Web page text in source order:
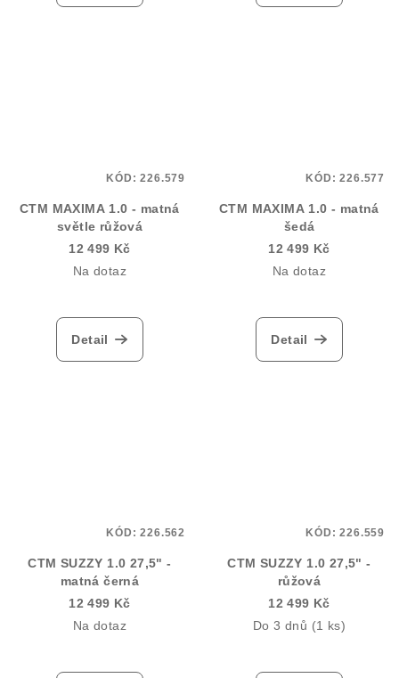
CTM MAXIMA 1.0 - matná
světle růžová
12 499 Kč
Na dotaz
Detail
KÓD:226.579
CTM MAXIMA 1.0 - matná
šedá
12 499 Kč
Na dotaz
Detail
KÓD:226.577
CTM SUZZY 1.0 27,5" -
matná černá
12 499 Kč
Na dotaz
KÓD:226.562
CTM SUZZY 1.0 27,5" -
růžová
12 499 Kč
Do 3 dnů (1 ks)
KÓD:226.559